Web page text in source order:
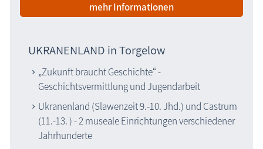
mehr Informationen
UKRANENLAND in Torgelow
„Zukunft braucht Geschichte“ -
Geschichtsvermittlung und Jugendarbeit
Ukranenland (Slawenzeit 9.-10. Jhd.) und Castrum
(11.-13. ) - 2 museale Einrichtungen verschiedener
Jahrhunderte